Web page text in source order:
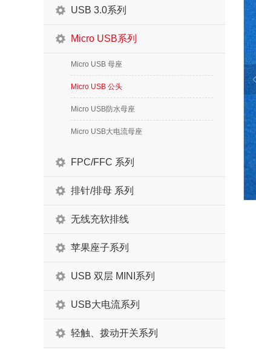
USB 3.0系列
Micro USB系列
Micro USB 母座
Micro USB 公头
Micro USB防水母座
Micro USB大电流母座
FPC/FFC 系列
排针/排母 系列
无线充软排线
苹果座子系列
USB 双层 MINI系列
USB大电流系列
轻触、拨动开关系列